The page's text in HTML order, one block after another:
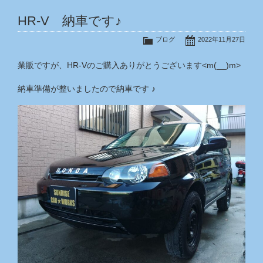
HR-V 納車です♪
2022年11月27日
ブログ
業販ですが、HR-Vのご購入ありがとうございます<m(__)m>
納車準備が整いましたので納車です ♪